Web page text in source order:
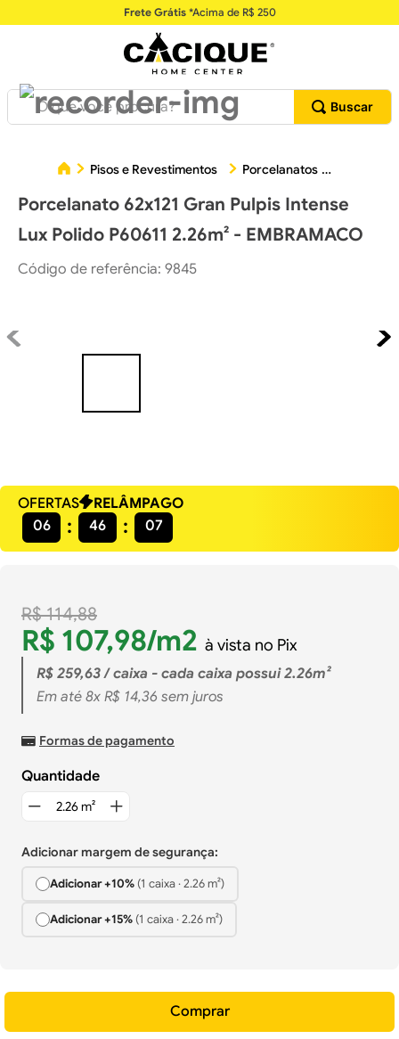
Frete Grátis*Acima de R$ 250
O que você procura?
Pisos e Revestimentos Porcelanatos
Porcelanato 62x121 Gran Pulpis Intense
Lux Polido P60611 2.26m² - EMBRAMACO
Código de referência: 9845
OFERTAS
RELÂMPAGO
06
46 06
R$ 114,88
R$ 107,98/m2 à vista no Pix
R$ 259,63/ caixa - cada caixa possui 2.26m²
Em até 8x R$ 14,36 sem juros
Formas de pagamento
Quantidade
Adicionar margem de segurança:
Adicionar +10%(1 caixa·2.26m²)
Adicionar +15%(1 caixa·2.26m²)
Comprar